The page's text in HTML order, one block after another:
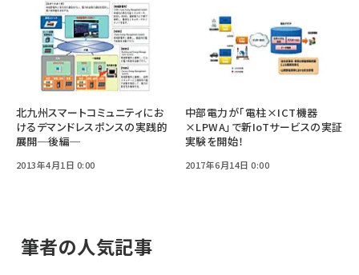
北九州スマートコミュニティにお
けるデマンドレスポンスの実践的
展開─後編─
2013年4月1日 0:00
中部電力が「電柱×ICT機器
×LPWA」で新IoTサービスの実証
実験を開始！
2017年6月14日 0:00
筆者の人気記事